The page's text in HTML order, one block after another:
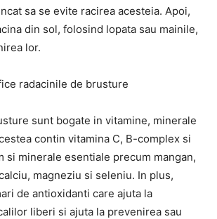
sa se evite racirea acesteia. Apoi,
din sol, folosind lopata sau mainile,
lor.
radacinile de brusture
sunt bogate in vitamine, minerale
contin vitamina C, B-complex si
si minerale esentiale precum mangan,
magneziu si seleniu. In plus,
de antioxidanti care ajuta la
liberi si ajuta la prevenirea sau